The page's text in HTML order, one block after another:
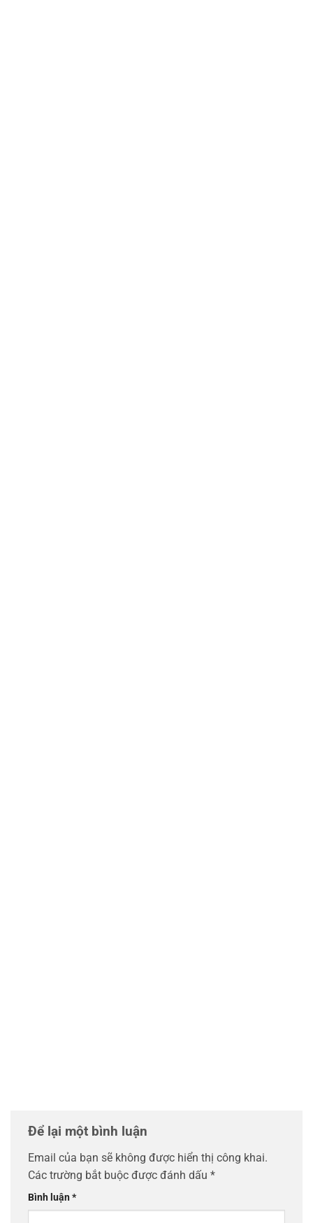
Để lại một bình luận
Email của bạn sẽ không được hiển thị công khai.
Các trường bắt buộc được đánh dấu *
Bình luận*